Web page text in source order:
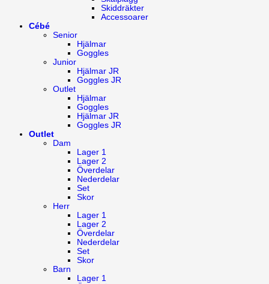
Skiddräkter
Accessoarer
Cébé
Senior
Hjälmar
Goggles
Junior
Hjälmar JR
Goggles JR
Outlet
Hjälmar
Goggles
Hjälmar JR
Goggles JR
Outlet
Dam
Lager 1
Lager 2
Överdelar
Nederdelar
Set
Skor
Herr
Lager 1
Lager 2
Överdelar
Nederdelar
Set
Skor
Barn
Lager 1